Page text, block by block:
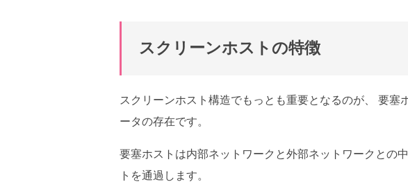
スクリーンホストの特徴
スクリーンホスト構造でもっとも重要となるのが、 要塞
ータの存在です。
要塞ホストは内部ネットワークと外部ネットワークとの
トを通過します。